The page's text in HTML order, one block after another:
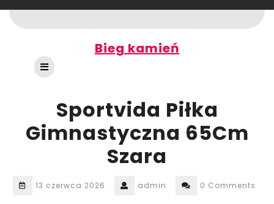
to
content
Bieg kamień
Open
Button
Sportvida Piłka
Gimnastyczna 65Cm
Szara
13 czerwca 2026 admin 0 Comments